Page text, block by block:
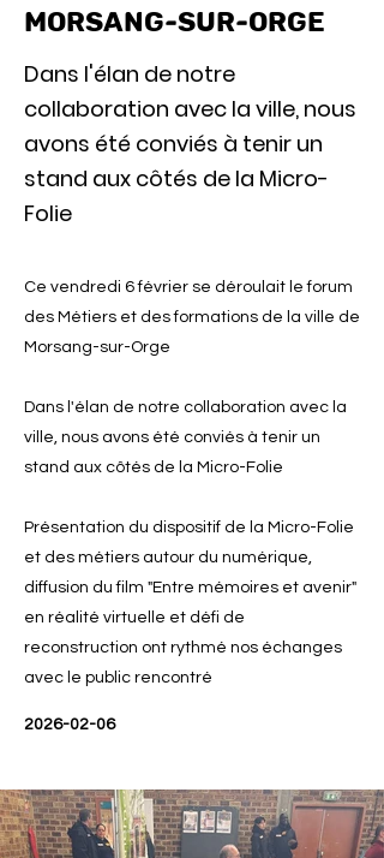
Morsang-sur-Orge
Dans l'élan de notre
collaboration avec la ville, nous
avons été conviés à tenir un
stand aux côtés de la Micro-
Folie
Ce vendredi 6 février se déroulait le forum
des Métiers et des formations de la ville de
Morsang-sur-Orge
Dans l'élan de notre collaboration avec la
ville, nous avons été conviés à tenir un
stand aux côtés de la Micro-Folie
Présentation du dispositif de la Micro-Folie
et des métiers autour du numérique,
diffusion du film "Entre mémoires et avenir"
en réalité virtuelle et défi de
reconstruction ont rythmé nos échanges
avec le public rencontré
2026-02-06